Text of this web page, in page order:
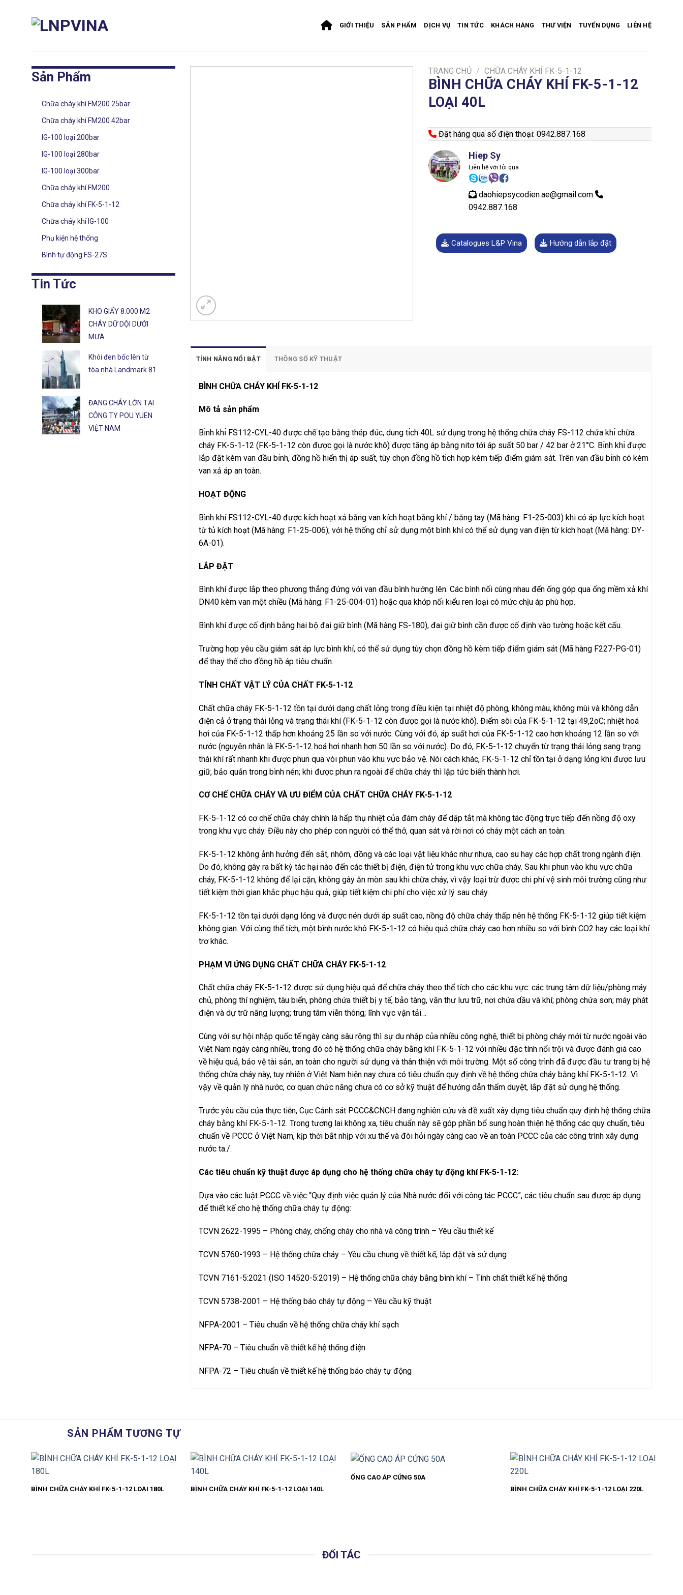
GIỚI THIỆU SẢN PHẨM DỊCH VỤ TIN TỨC KHÁCH HÀNG THƯ VIỆN TUYỂN DỤNG LIÊN HỆ
Sản Phẩm
Chữa cháy khí FM200 25bar
Chữa cháy khí FM200 42bar
IG-100 loại 200bar
IG-100 loại 280bar
IG-100 loại 300bar
Chữa cháy khí FM200
Chữa cháy khí FK-5-1-12
Chữa cháy khí IG-100
Phụ kiện hệ thống
Bình tự động FS-27S
Tin Tức
KHO GIẤY 8.000 M2
CHÁY DỮ DỘI DƯỚI
MƯA
Khói đen bốc lên từ
tòa nhà Landmark 81
ĐANG CHÁY LỚN TẠI
CÔNG TY POU YUEN
VIỆT NAM
TRANG CHỦ / CHỮA CHÁY KHÍ FK-5-1-12
BÌNH CHỮA CHÁY KHÍ FK-5-1-12
LOẠI 40L
Đặt hàng qua số điện thoại: 0942.887.168
Hiep Sy
Liên hệ với tôi qua :
daohiepsycodien.ae@gmail.com
0942.887.168
Catalogues L&P Vina Hướng dẫn lắp đặt
TÍNH NĂNG NỔI BẬT THÔNG SỐ KỸ THUẬT
BÌNH CHỮA CHÁY KHÍ FK-5-1-12
Mô tả sản phẩm
Bı̀nh khı́ FS112-CYL-40 được chế tạo bằng thép đúc, dung tı́ch 40L sử dụng trong hệ thống chữa cháy FS-112 chứa khı́ chữa
cháy FK-5-1-12 (FK-5-1-12 còn được gọi là nước khô) được tăng áp bằng nitơ tới áp suất 50 bar / 42 bar ở 21°C. Bı̀nh khı́ được
lắp đặt kèm van đầu bı̀nh, đồng hồ hiển thị áp suất, tùy chọn đồng hồ tı́ch hợp kèm tiếp điểm giám sát. Trên van đầu bı̀nh có kèm
van xả áp an toàn.
HOẠT ĐỘNG
Bình khí FS112-CYL-40 được kích hoạt xả bằng van kích hoạt bằng khí / bằng tay (Mã hàng: F1-25-003) khi có áp lực kích hoạt
từ tủ kích hoạt (Mã hàng: F1-25-006); với hệ thống chỉ sử dụng một bình khí có thể sử dụng van điện từ kích hoạt (Mã hàng: DY-
6A-01).
LẮP ĐẶT
Bình khí được lắp theo phương thẳng đứng với van đầu bình hướng lên. Các bình nối cùng nhau đến ống góp qua ống mềm xả khí
DN40 kèm van một chiều (Mã hàng: F1-25-004-01) hoặc qua khớp nối kiểu ren loại có mức chịu áp phù hợp.
Bình khí được cố định bằng hai bộ đai giữ bình (Mã hàng FS-180), đai giữ bình cần được cố định vào tường hoặc kết cấu.
Trường hợp yêu cầu giám sát áp lực bình khí, có thể sử dụng tùy chọn đồng hồ kèm tiếp điểm giám sát (Mã hàng F227-PG-01)
để thay thế cho đồng hồ áp tiêu chuẩn.
TÍNH CHẤT VẬT LÝ CỦA CHẤT FK-5-1-12
Chất chữa cháy FK-5-1-12 tồn tại dưới dạng chất lỏng trong điều kiện tại nhiệt độ phòng, không màu, không mùi và không dẫn
điện cả ở trạng thái lỏng và trạng thái khí (FK-5-1-12 còn được gọi là nước khô). Điểm sôi của FK-5-1-12 tại 49,2oC; nhiệt hoá
hơi của FK-5-1-12 thấp hơn khoảng 25 lần so với nước. Cùng với đó, áp suất hơi của FK-5-1-12 cao hơn khoảng 12 lần so với
nước (nguyên nhân là FK-5-1-12 hoá hơi nhanh hơn 50 lần so với nước). Do đó, FK-5-1-12 chuyển từ trạng thái lỏng sang trạng
thái khí rất nhanh khi được phun qua vòi phun vào khu vực bảo vệ. Nói cách khác, FK-5-1-12 chỉ tồn tại ở dạng lỏng khi được lưu
giữ, bảo quản trong bình nén; khi được phun ra ngoài để chữa cháy thì lập tức biến thành hơi.
CƠ CHẾ CHỮA CHÁY VÀ ƯU ĐIỂM CỦA CHẤT CHỮA CHÁY FK-5-1-12
FK-5-1-12 có cơ chế chữa cháy chính là hấp thụ nhiệt của đám cháy để dập tắt mà không tác động trực tiếp đến nồng độ oxy
trong khu vực cháy. Điều này cho phép con người có thể thở, quan sát và rời nơi có cháy một cách an toàn.
FK-5-1-12 không ảnh hưởng đến sắt, nhôm, đồng và các loại vật liệu khác như nhựa, cao su hay các hợp chất trong ngành điện.
Do đó, không gây ra bất kỳ tác hại nào đến các thiết bị điện, điện tử trong khu vực chữa cháy. Sau khi phun vào khu vực chữa
cháy, FK-5-1-12 không để lại cặn, không gây ăn mòn sau khi chữa cháy, vì vậy loại trừ được chi phí vệ sinh môi trường cũng như
tiết kiệm thời gian khắc phục hậu quả, giúp tiết kiệm chi phí cho việc xử lý sau cháy.
FK-5-1-12 tồn tại dưới dạng lỏng và được nén dưới áp suất cao, nồng độ chữa cháy thấp nên hệ thống FK-5-1-12 giúp tiết kiệm
không gian. Với cùng thể tích, một bình nước khô FK-5-1-12 có hiệu quả chữa cháy cao hơn nhiều so với bình CO2 hay các loại khí
trơ khác.
PHẠM VI ỨNG DỤNG CHẤT CHỮA CHÁY FK-5-1-12
Chất chữa cháy FK-5-1-12 được sử dụng hiệu quả để chữa cháy theo thể tích cho các khu vực: các trung tâm dữ liệu/phòng máy
chủ, phòng thí nghiệm, tàu biển, phòng chứa thiết bị y tế, bảo tàng, văn thư lưu trữ, nơi chứa dầu và khí; phòng chứa sơn; máy phát
điện và dự trữ năng lượng; trung tâm viễn thông; lĩnh vực vận tải…
Cùng với sự hội nhập quốc tế ngày càng sâu rộng thì sự du nhập của nhiều công nghệ, thiết bị phòng cháy mới từ nước ngoài vào
Việt Nam ngày càng nhiều, trong đó có hệ thống chữa cháy bằng khí FK-5-1-12 với nhiều đặc tính nổi trội và được đánh giá cao
về hiệu quả, bảo vệ tài sản, an toàn cho người sử dụng và thân thiện với môi trường. Một số công trình đã được đầu tư trang bị hệ
thống chữa cháy này, tuy nhiên ở Việt Nam hiện nay chưa có tiêu chuẩn quy định về hệ thống chữa cháy bằng khí FK-5-1-12. Vì
vậy về quản lý nhà nước, cơ quan chức năng chưa có cơ sở kỹ thuật để hướng dẫn thẩm duyệt, lắp đặt sử dụng hệ thống.
Trước yêu cầu của thực tiễn, Cục Cảnh sát PCCC&CNCH đang nghiên cứu và đề xuất xây dựng tiêu chuẩn quy định hệ thống chữa
cháy bằng khí FK-5-1-12. Trong tương lai không xa, tiêu chuẩn này sẽ góp phần bổ sung hoàn thiện hệ thống các quy chuẩn, tiêu
chuẩn về PCCC ở Việt Nam, kịp thời bắt nhịp với xu thế và đòi hỏi ngày càng cao về an toàn PCCC của các công trình xây dựng
nước ta./.
Các tiêu chuẩn kỹ thuật được áp dụng cho hệ thống chữa cháy tự động khí FK-5-1-12:
Dựa vào các luật PCCC về việc “Quy định việc quản lý của Nhà n­­ước đối với công tác PCCC”, các tiêu chuẩn sau được áp dụng
để thiết kế cho hệ thống chữa cháy tự động:
TCVN 2622-1995 – Phòng cháy, chống cháy cho nhà và công trình – Yêu cầu thiết kế
TCVN 5760-1993 – Hệ thống chữa cháy – Yêu cầu chung về thiết kế, lắp đặt và sử dụng
TCVN 7161-5:2021 (ISO 14520-5:2019) – Hệ thống chữa cháy bằng bình khí – Tính chất thiết kế hệ thống
TCVN 5738-2001 – Hệ thống báo cháy tự động – Yêu cầu kỹ thuật
NFPA-2001 – Tiêu chuẩn về hệ thống chữa cháy khí sạch
NFPA-70 – Tiêu chuẩn về thiết kế hệ thống điện
NFPA-72 – Tiêu chuẩn về thiết kế hệ thống báo cháy tự động
SẢN PHẨM TƯƠNG TỰ
BÌNH CHỮA CHÁY KHÍ FK-5-1-12 LOẠI 180L BÌNH CHỮA CHÁY KHÍ FK-5-1-12 LOẠI 140L
ỐNG CAO ÁP CỨNG 50A
BÌNH CHỮA CHÁY KHÍ FK-5-1-12 LOẠI 220L
ĐỐI TÁC